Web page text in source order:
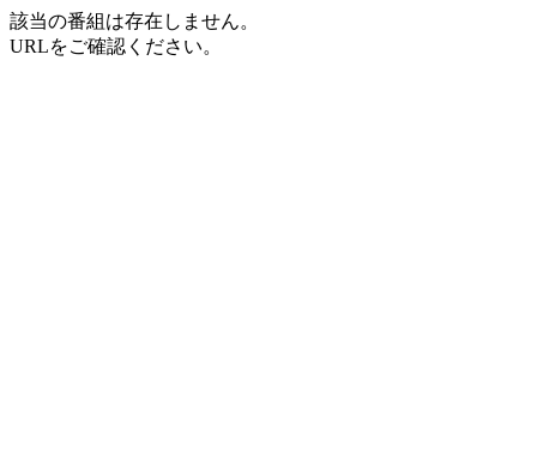
該当の番組は存在しません。
URLをご確認ください。